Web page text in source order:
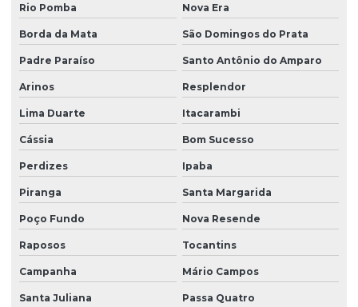
Rio Pomba Nova Era
Borda da Mata São Domingos do Prata
Padre Paraíso Santo Antônio do Amparo
Arinos Resplendor
Lima Duarte Itacarambi
Cássia Bom Sucesso
Perdizes Ipaba
Piranga Santa Margarida
Poço Fundo Nova Resende
Raposos Tocantins
Campanha Mário Campos
Santa Juliana Passa Quatro